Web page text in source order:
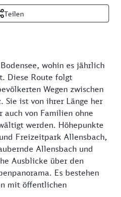
Teilen
wohin es jährlich
Diese Route folgt
Wegen zwischen
Sie ist von ihrer Länge her
auch von Familien ohne
werden. Höhepunkte
Freizeitpark Allensbach,
Allensbach und
Ausblicke über den
Es bestehen
mit öffentlichen